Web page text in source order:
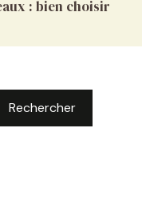
: bien choisir
Rechercher